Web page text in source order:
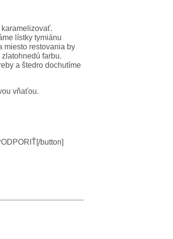
lístky tymiánu
miesto restovania by
farbu.
a štedro dochutíme
vňaťou.
button]